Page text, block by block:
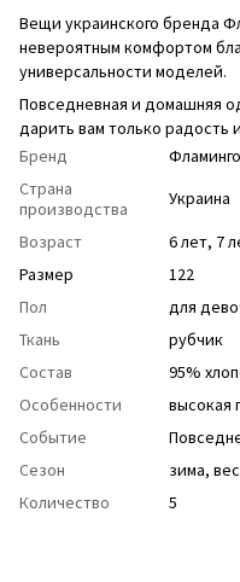
Вещи украинского бренда
невероятным комфортом
универсальности моделей.
Повседневная и домашняя
дарить вам только радость
Бренд
Страна
производства
Украина
Возраст
6 лет, 7
Размер
122
Пол
для
Ткань
рубчик
Состав
95%
Особенности
высокая
Событие
Сезон
зима,
Количество
5